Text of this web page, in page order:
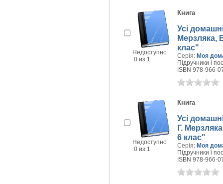
Недоступно
0 из 1
Книга
Усі
Мерзляка,
клас"
Серія: Моя
Підручники і
ISBN 978-966-
Недоступно
0 из 1
Книга
Усі
Г.
6 клас"
Серія: Моя
Підручники і
ISBN 978-966-